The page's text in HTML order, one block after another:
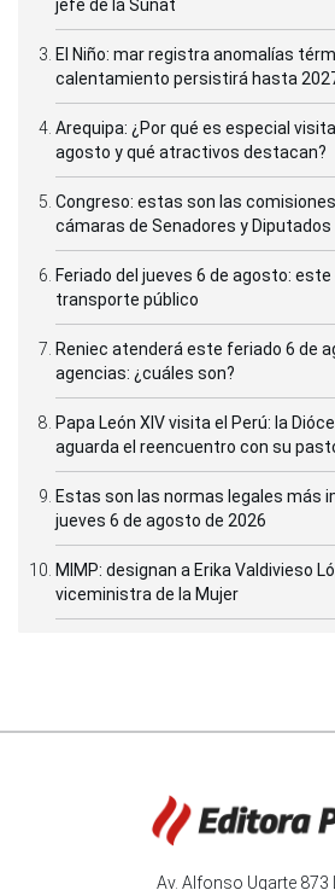
jefe de la Sunat
El Niño: mar registra anomalías
calentamiento persistirá hasta
Arequipa: ¿Por qué es especial
agosto y qué atractivos destacan?
Congreso: estas son las
cámaras de Senadores y Diputados
Feriado del jueves 6 de agosto: este
transporte público
Reniec atenderá este feriado 6 de
agencias: ¿cuáles son?
Papa León XIV visita el Perú: la
aguarda el reencuentro con su
Estas son las normas legales más
jueves 6 de agosto de 2026
MIMP: designan a Erika Valdivieso
viceministra de la Mujer
Av. Alfonso Ugarte 873